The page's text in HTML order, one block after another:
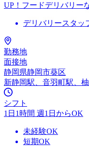
UP！フードデリバリー
デリバリースタッ
勤務地
面接地
静岡県静岡市葵区
新静岡駅、音羽町駅、
シフト
1日1時間 週1日からOK
未経験OK
短期OK